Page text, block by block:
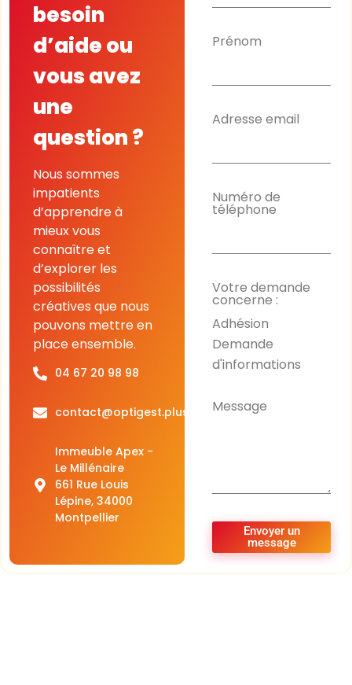
besoin
d’aide ou
vous avez
une
question ?
Nous sommes
impatients
d’apprendre à
mieux vous
connaître et
d’explorer les
possibilités
créatives que nous
pouvons mettre en
place ensemble.
04 67 20 98 98
contact@optigest.plus
Immeuble Apex -
Le Millénaire
661 Rue Louis
Lépine, 34000
Montpellier
Prénom
Adresse email
Numéro de
téléphone
Votre demande
concerne :
Adhésion
Demande
d'informations
Message
Envoyer un
message